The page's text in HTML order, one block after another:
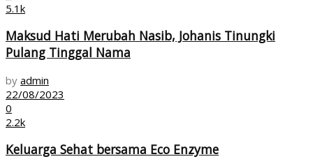
5.1k
Maksud Hati Merubah Nasib, Johanis Tinungki
Pulang Tinggal Nama
by admin
22/08/2023
0
2.2k
Keluarga Sehat bersama Eco Enzyme